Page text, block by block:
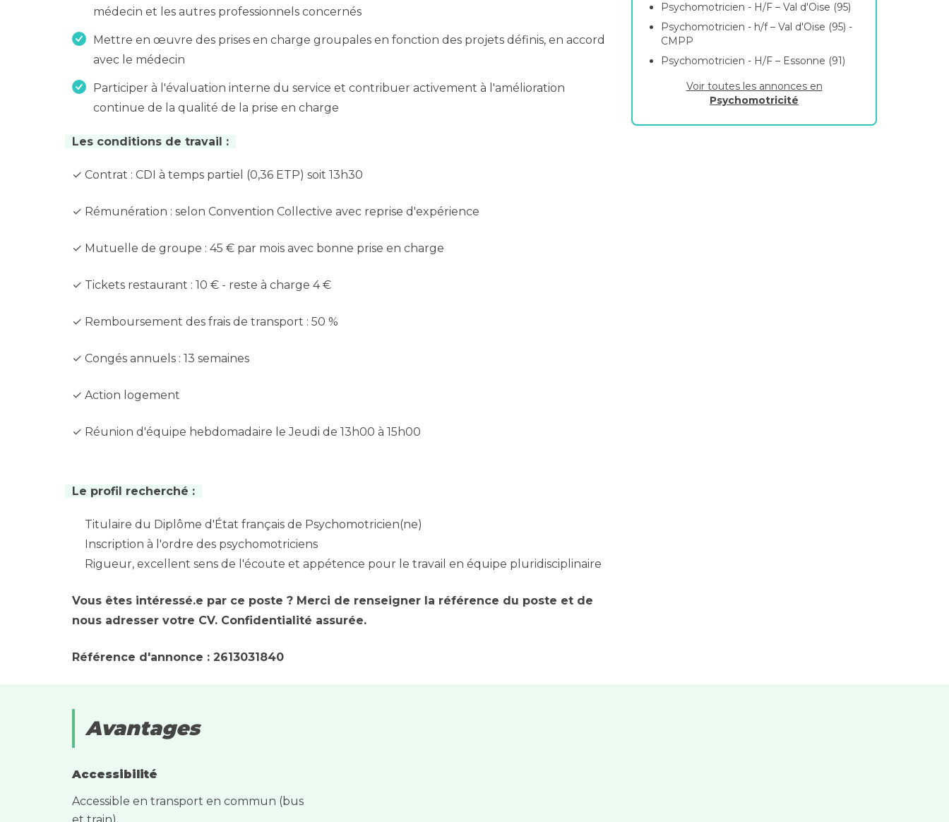
médecin et les autres professionnels concernés
Mettre en œuvre des prises en charge groupales en fonction des projets définis, en accord
avec le médecin
Participer à l'évaluation interne du service et contribuer activement à l'amélioration
continue de la qualité de la prise en charge
Les conditions de travail :
✓ Contrat : CDI à temps partiel (0,36 ETP) soit 13h30
✓ Rémunération : selon Convention Collective avec reprise d'expérience
✓ Mutuelle de groupe : 45 € par mois avec bonne prise en charge
✓ Tickets restaurant : 10 € - reste à charge 4 €
✓ Remboursement des frais de transport : 50 %
✓ Congés annuels : 13 semaines
✓ Action logement
✓ Réunion d'équipe hebdomadaire le Jeudi de 13h00 à 15h00
Le profil recherché :
Titulaire du Diplôme d'État français de Psychomotricien(ne)
Inscription à l'ordre des psychomotriciens
Rigueur, excellent sens de l'écoute et appétence pour le travail en équipe pluridisciplinaire
Vous êtes intéressé.e par ce poste ? Merci de renseigner la référence du poste et de
nous adresser votre CV. Confidentialité assurée.
Référence d'annonce : 2613031840
Psychomotricien - H/F – Val d'Oise (95)
Psychomotricien - h/f – Val d'Oise (95) -
CMPP
Psychomotricien - H/F – Essonne (91)
Voir toutes les annonces en
Psychomotricité
Avantages
Accessibilité
Accessible en transport en commun (bus